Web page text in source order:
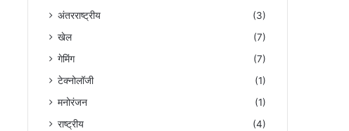
अंतरराष्ट्रीय
(3)
खेल
(7)
गेमिंग
(7)
टेक्नोलॉजी
(1)
मनोरंजन
(1)
राष्ट्रीय
(4)